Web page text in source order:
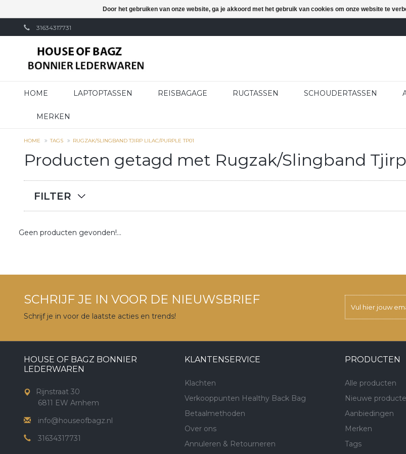
31634317731
HOME LAPTOPTASSEN REISBAGAGE RUGTASSEN SCHOUDERTASSEN
MERKEN
HOME TAGS RUGZAK/SLINGBAND TJIRP LILAC/PURPLE TP01
Producten getagd met Rugzak/Slingband
FILTER
Geen producten gevonden!...
SCHRIJF JE IN VOOR DE NIEUWSBRIEF
Schrijf je in voor de laatste acties en trends!
HOUSE OF BAGZ BONNIER
LEDERWAREN
Rijnstraat 30
6811 EW Arnhem
info@houseofbagz.nl
31634317731
KLANTENSERVICE
Klachten
Verkooppunten Healthy Back Bag
Betaalmethoden
Over ons
Annuleren & Retourneren
PRODUCTEN
Alle producten
Nieuwe
Aanbiedingen
Merken
Tags
Door het gebruiken van onze website, ga je akkoord met het gebruik van cookies om onze website te